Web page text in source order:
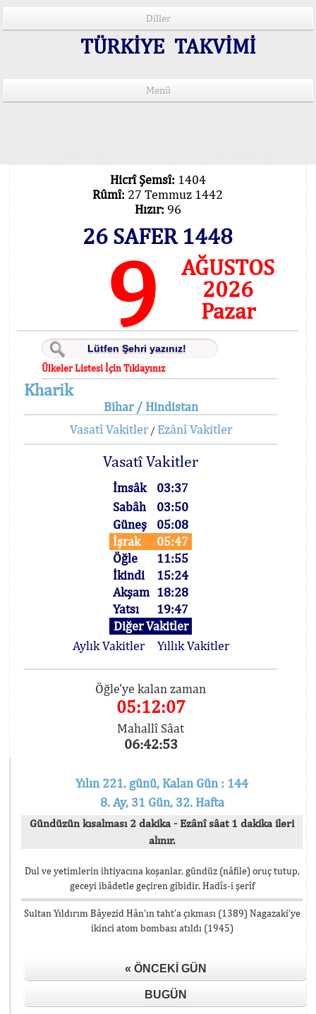
Diller
TÜRKİYE TAKVİMİ
Menü
Hicrî Şemsî: 1404
Rûmî: 27 Temmuz 1442
Hızır: 96
26 SAFER 1448
9
AĞUSTOS
2026
Pazar
Ülkeler Listesi İçin Tıklayınız
Kharik
Bihar / Hindistan
Vasatî Vakitler/ Ezânî Vakitler
Vasatî Vakitler
İmsâk
03:37
Sabâh
03:50
Güneş
05:08
İşrak
05:47
Öğle
11:55
İkindi
15:24
Akşam 18:28
Yatsı
19:47
Diğer Vakitler
Aylık Vakitler
Yıllık Vakitler
Öğle'ye kalan zaman
05:12:07
Mahallî Sâat
06:42:53
Yılın 221. günü, Kalan Gün : 144
8. Ay, 31 Gün, 32. Hafta
Gündüzün kısalması 2 dakika - Ezânî sâat 1 dakika ileri
alınır.
Dul ve yetimlerin ihtiyacına koşanlar, gündüz (nâfile) oruç tutup,
geceyi ibâdetle geçiren gibidir. Hadîs-i şerîf
Sultan Yıldırım Bâyezid Hân’ın taht’a çıkması (1389) Nagazaki’ye
ikinci atom bombası atıldı (1945)
« ÖNCEKI GÜN
BUGÜN